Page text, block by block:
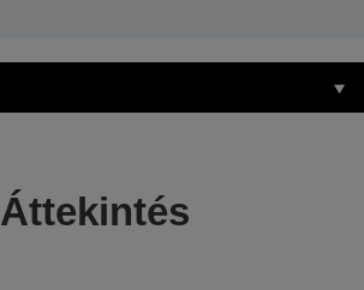
Áttekintés